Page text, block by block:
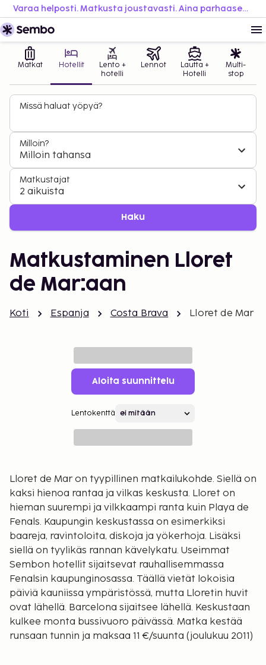
Varaa helposti. Matkusta joustavasti. Aina parhaaseen hintaan.
Matkat Hotellit
Lento +
hotelli
Lennot
Lautta +
Hotelli
Multi-
stop
Missä haluat yöpyä?
Milloin?
Milloin tahansa
Matkustajat
2 aikuista
Haku
Matkustaminen Lloret
de Mar:aan
Koti Espanja Costa Brava Lloret de Mar
Aloita suunnittelu
Lentokenttä
Lloret de Mar on tyypillinen matkailukohde. Siellä on
kaksi hienoa rantaa ja vilkas keskusta. Lloret on
hieman suurempi ja vilkkaampi ranta kuin Playa de
Fenals. Kaupungin keskustassa on esimerkiksi
baareja, ravintoloita, diskoja ja yökerhoja. Lisäksi
siellä on tyylikäs rannan kävelykatu. Useimmat
Sembon hotellit sijaitsevat rauhallisemmassa
Fenalsin kaupunginosassa. Täällä vietät lokoisia
päiviä kauniissa ympäristössä, mutta Lloretin huvit
ovat lähellä. Barcelona sijaitsee lähellä. Keskustaan
kulkee monta bussivuoro päivässä. Matka kestää
runsaan tunnin ja maksaa 11 €/suunta (joulukuu 2011)